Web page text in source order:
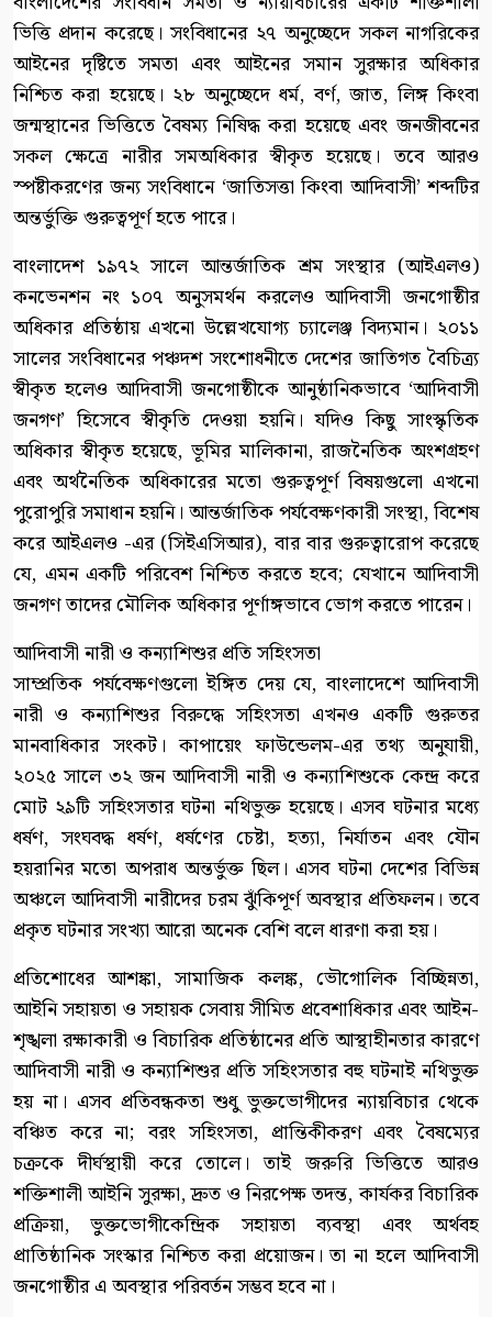
ভিত্তি প্রদান করেছে। সংবিধানের ২৭ অনুচ্ছেদে সকল নাগরিকের
আইনের দৃষ্টিতে সমতা এবং আইনের সমান সুরক্ষার অধিকার
নিশ্চিত করা হয়েছে। ২৮ অনুচ্ছেদে ধর্ম, বর্ণ, জাত, লিঙ্গ কিংবা
জন্মস্থানের ভিত্তিতে বৈষম্য নিষিদ্ধ করা হয়েছে এবং জনজীবনের
সকল ক্ষেত্রে নারীর সমঅধিকার স্বীকৃত হয়েছে। তবে আরও
স্পষ্টীকরণের জন্য সংবিধানে ‘জাতিসত্তা কিংবা আদিবাসী’ শব্দটির
অন্তর্ভুক্তি গুরুত্বপূর্ণ হতে পারে।
বাংলাদেশ ১৯৭২ সালে আন্তর্জাতিক শ্রম সংস্থার (আইএলও)
কনভেনশন নং ১০৭ অনুসমর্থন করলেও আদিবাসী জনগোষ্ঠীর
অধিকার প্রতিষ্ঠায় এখনো উল্লেখযোগ্য চ্যালেঞ্জ বিদ্যমান। ২০১১
সালের সংবিধানের পঞ্চদশ সংশোধনীতে দেশের জাতিগত বৈচিত্র্য
স্বীকৃত হলেও আদিবাসী জনগোষ্ঠীকে আনুষ্ঠানিকভাবে ‘আদিবাসী
জনগণ’ হিসেবে স্বীকৃতি দেওয়া হয়নি। যদিও কিছু সাংস্কৃতিক
অধিকার স্বীকৃত হয়েছে, ভূমির মালিকানা, রাজনৈতিক অংশগ্রহণ
এবং অর্থনৈতিক অধিকারের মতো গুরুত্বপূর্ণ বিষয়গুলো এখনো
পুরোপুরি সমাধান হয়নি। আন্তর্জাতিক পর্যবেক্ষণকারী সংস্থা, বিশেষ
করে আইএলও -এর (সিইএসিআর), বার বার গুরুত্বারোপ করেছে
যে, এমন একটি পরিবেশ নিশ্চিত করতে হবে; যেখানে আদিবাসী
জনগণ তাদের মৌলিক অধিকার পূর্ণাঙ্গভাবে ভোগ করতে পারেন।
আদিবাসী নারী ও কন্যাশিশুর প্রতি সহিংসতা
সাম্প্রতিক পর্যবেক্ষণগুলো ইঙ্গিত দেয় যে, বাংলাদেশে আদিবাসী
নারী ও কন্যাশিশুর বিরুদ্ধে সহিংসতা এখনও একটি গুরুতর
মানবাধিকার সংকট। কাপায়েং ফাউন্ডেলম-এর তথ্য অনুযায়ী,
২০২৫ সালে ৩২ জন আদিবাসী নারী ও কন্যাশিশুকে কেন্দ্র করে
মোট ২৯টি সহিংসতার ঘটনা নথিভুক্ত হয়েছে। এসব ঘটনার মধ্যে
ধর্ষণ, সংঘবদ্ধ ধর্ষণ, ধর্ষণের চেষ্টা, হত্যা, নির্যাতন এবং যৌন
হয়রানির মতো অপরাধ অন্তর্ভুক্ত ছিল। এসব ঘটনা দেশের বিভিন্ন
অঞ্চলে আদিবাসী নারীদের চরম ঝুঁকিপূর্ণ অবস্থার প্রতিফলন। তবে
প্রকৃত ঘটনার সংখ্যা আরো অনেক বেশি বলে ধারণা করা হয়।
প্রতিশোধের আশঙ্কা, সামাজিক কলঙ্ক, ভৌগোলিক বিচ্ছিন্নতা,
আইনি সহায়তা ও সহায়ক সেবায় সীমিত প্রবেশাধিকার এবং আইন-
শৃঙ্খলা রক্ষাকারী ও বিচারিক প্রতিষ্ঠানের প্রতি আস্থাহীনতার কারণে
আদিবাসী নারী ও কন্যাশিশুর প্রতি সহিংসতার বহু ঘটনাই নথিভুক্ত
হয় না। এসব প্রতিবন্ধকতা শুধু ভুক্তভোগীদের ন্যায়বিচার থেকে
বঞ্চিত করে না; বরং সহিংসতা, প্রান্তিকীকরণ এবং বৈষম্যের
চক্রকে দীর্ঘস্থায়ী করে তোলে। তাই জরুরি ভিত্তিতে আরও
শক্তিশালী আইনি সুরক্ষা, দ্রুত ও নিরপেক্ষ তদন্ত, কার্যকর বিচারিক
প্রক্রিয়া, ভুক্তভোগীকেন্দ্রিক সহায়তা ব্যবস্থা এবং অর্থবহ
প্রাতিষ্ঠানিক সংস্কার নিশ্চিত করা প্রয়োজন। তা না হলে আদিবাসী
জনগোষ্ঠীর এ অবস্থার পরিবর্তন সম্ভব হবে না।